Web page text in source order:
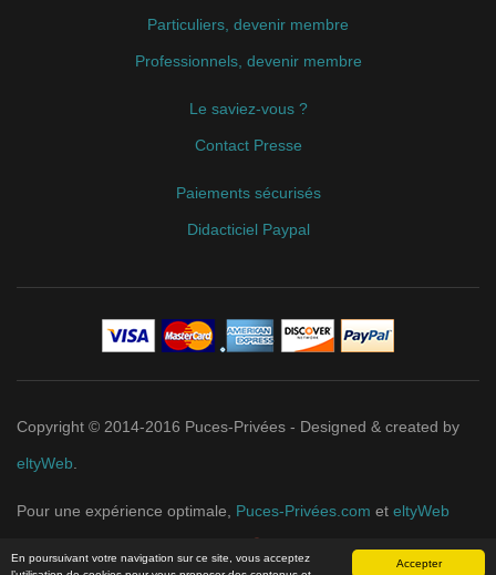
Accepter
En poursuivant votre navigation sur ce site, vous acceptez
Particuliers, devenir membre
Professionnels, devenir membre
Le saviez-vous ?
Contact Presse
Paiements sécurisés
Didacticiel Paypal
Copyright © 2014-2016 Puces-Privées - Designed & created by
eltyWeb.
Pour une expérience optimale, Puces-Privées.com et eltyWeb